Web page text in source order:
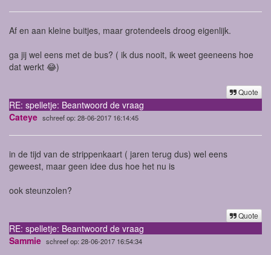
Af en aan kleine buitjes, maar grotendeels droog eigenlijk.
ga jij wel eens met de bus? ( ik dus nooit, ik weet geeneens hoe
dat werkt 😂)
Quote
RE: spelletje: Beantwoord de vraag
Cateye schreef op: 28-06-2017 16:14:45
in de tijd van de strippenkaart ( jaren terug dus) wel eens
geweest, maar geen idee dus hoe het nu is
ook steunzolen?
Quote
RE: spelletje: Beantwoord de vraag
Sammie schreef op: 28-06-2017 16:54:34